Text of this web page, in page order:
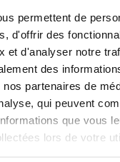
permettent de
d'offrir des
et d'analyser notre
des
partenaires de
qui peuvent
que vous
lors de votre
Membre du
des Sexologues
(SNSC), Toulouse,
Membre de la
Française de
Clinique (SFSC),